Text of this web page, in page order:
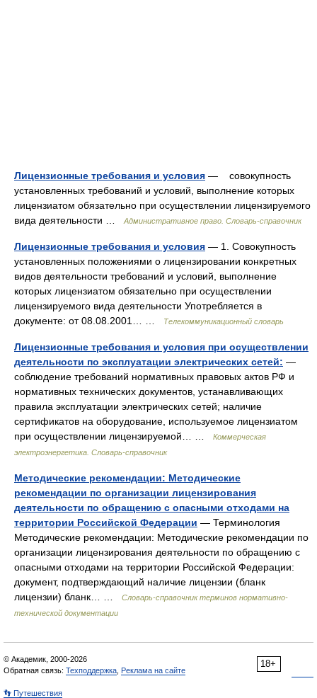
Лицензионные требования и условия — совокупность
установленных требований и условий, выполнение которых
лицензиатом обязательно при осуществлении лицензируемого
вида деятельности …
Административное право. Словарь-справочник
Лицензионные требования и условия — 1. Совокупность
установленных положениями о лицензировании конкретных
видов деятельности требований и условий, выполнение
которых лицензиатом обязательно при осуществлении
лицензируемого вида деятельности Употребляется в
документе: от 08.08.2001… …
Телекоммуникационный словарь
Лицензионные требования и условия при осуществлении
деятельности по эксплуатации электрических сетей: —
соблюдение требований нормативных правовых актов РФ и
нормативных технических документов, устанавливающих
правила эксплуатации электрических сетей; наличие
сертификатов на оборудование, используемое лицензиатом
при осуществлении лицензируемой… …
Коммерческая
электроэнергетика. Словарь-справочник
Методические рекомендации: Методические
рекомендации по организации лицензирования
деятельности по обращению с опасными отходами на
территории Российской Федерации — Терминология
Методические рекомендации: Методические рекомендации по
организации лицензирования деятельности по обращению с
опасными отходами на территории Российской Федерации:
документ, подтверждающий наличие лицензии (бланк
лицензии) бланк… …
Словарь-справочник терминов нормативно-
технической документации
18+
© Академик, 2000-2026
Обратная связь: Техподдержка Реклама на сайте
👣 Путешествия